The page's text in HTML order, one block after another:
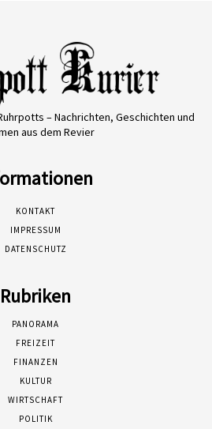
– Nachrichten, Geschichten und
aus dem Revier
KONTAKT
IMPRESSUM
DATENSCHUTZ
Rubriken
PANORAMA
FREIZEIT
FINANZEN
KULTUR
WIRTSCHAFT
POLITIK